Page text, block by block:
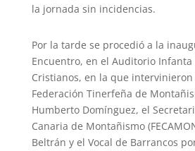
la jornada sin incidencias.
Por la tarde se procedió a la
Encuentro, en el Auditorio Infanta
Cristianos, en la que
Federación Tinerfeña de
Humberto Domínguez, el
Canaria de Montañismo
Beltrán y el Vocal de Barrancos